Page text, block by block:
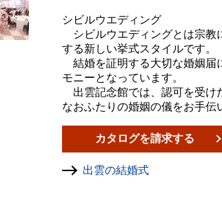
シビルウエディング
シビルウエディングとは宗教
する新しい挙式スタイルです。
結婚を証明する大切な婚姻届
モニーとなっています。
出雲記念館では、認可を受け
なおふたりの婚姻の儀をお手伝
カタログを請求する
出雲の結婚式